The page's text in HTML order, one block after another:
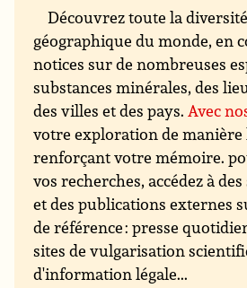
Découvrez toute la
géographique du monde, en
notices sur de nombreuses
substances minérales, des
des villes et des pays. Avec
votre exploration de
renforçant votre mémoire.
vos recherches, accédez à
et des publications externes
de référence : presse
sites de vulgarisation
d'information légale...